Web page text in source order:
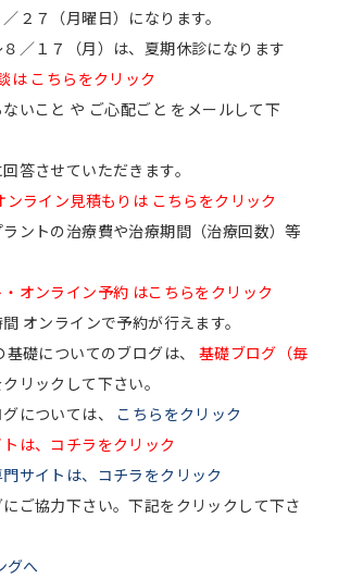
２７（月曜日）になります。
／１７（月）は、夏期休診になります
は こちらをクリック
いこと や ご心配ごと をメールして下
答させていただきます。
ンライン見積もりは こちらをクリック
ントの治療費や治療期間（治療回数）等
オンライン予約 はこちらをクリック
オンラインで予約が行えます。
基礎についてのブログは、
基礎ブログ（毎
クリックして下さい。
については、
こちらをクリック
は、コチラをクリック
サイトは、コチラをクリック
ご協力下さい。下記をクリックして下さ
グへ